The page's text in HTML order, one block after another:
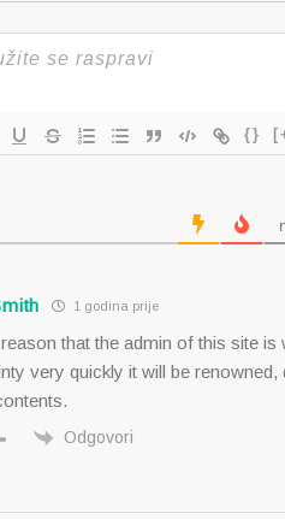
{}
1 godina prije
that the admin of this site is
very quickly it will be renowned,
Odgovori